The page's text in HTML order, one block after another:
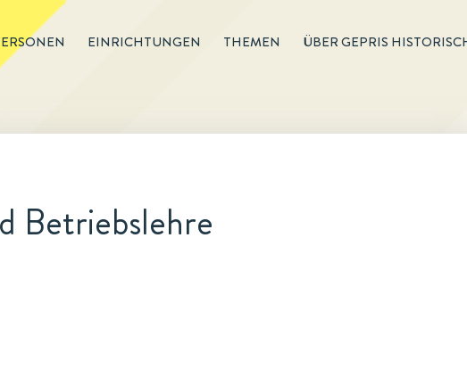
EINRICHTUNGEN THEMEN ÜBER GEPRIS
Betriebslehre